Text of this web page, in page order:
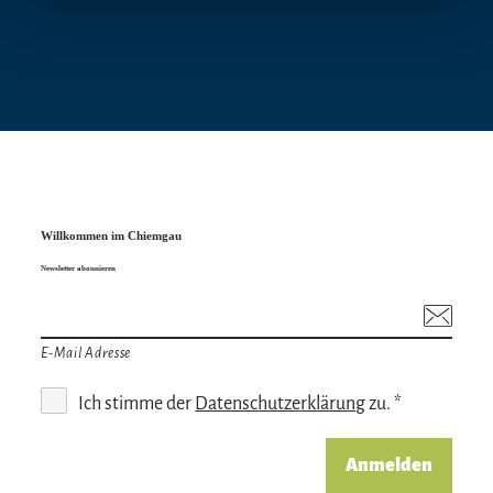
Willkommen im Chiemgau
Newsletter abonnieren
E-Mail Adresse
Ich stimme der Datenschutzerklärungzu. *
Anmelden